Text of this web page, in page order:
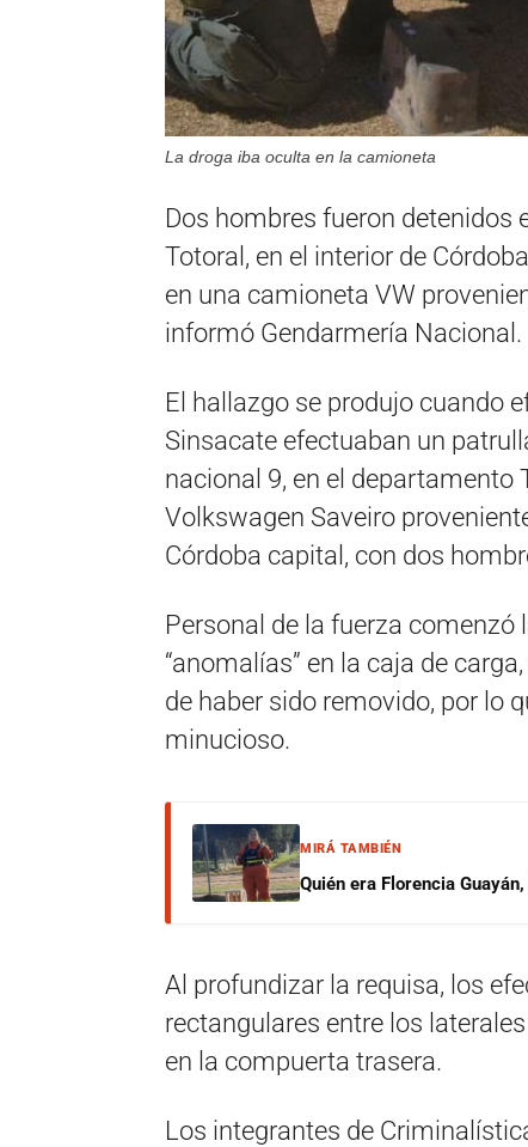
La droga iba oculta en la camioneta
Dos hombres fueron detenidos
Totoral, en el interior de
en una camioneta VW
informó Gendarmería Nacional.
El hallazgo se produjo cuando
Sinsacate efectuaban un
nacional 9, en el
Volkswagen Saveiro
Córdoba capital, con dos
Personal de la fuerza
“anomalías” en la caja de
de haber sido removido, por lo
minucioso.
MIRÁ TAMBIÉN
Quién era Florencia
Al profundizar la requisa, los
rectangulares entre los
en la compuerta trasera.
Los integrantes de